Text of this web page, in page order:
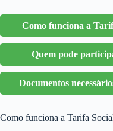
Como funciona a
Quem pode
Documentos
Como funciona a Tarifa